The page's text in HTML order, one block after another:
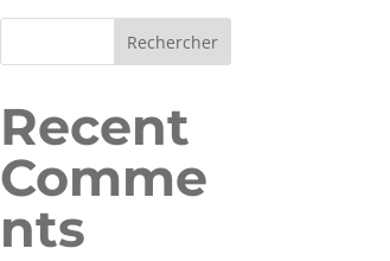
Recent
Comme
nts